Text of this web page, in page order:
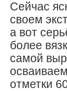
Сейчас
своем
а вот
более
самой
отметки